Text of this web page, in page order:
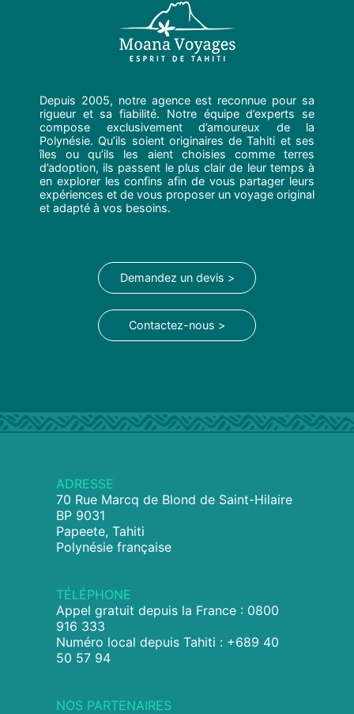
Depuis 2005, notre agence est reconnue pour sa
rigueur et sa fiabilité. Notre équipe d’experts se
compose exclusivement d’amoureux de la
Polynésie. Qu’ils soient originaires de Tahiti et ses
îles ou qu’ils les aient choisies comme terres
d’adoption, ils passent le plus clair de leur temps à
en explorer les confins afin de vous partager leurs
expériences et de vous proposer un voyage original
et adapté à vos besoins.
Demandez un devis >
Contactez-nous >
ADRESSE
70 Rue Marcq de Blond de Saint-Hilaire
BP 9031
Papeete, Tahiti
Polynésie française
TÉLÉPHONE
Appel gratuit depuis la France : 0800
916 333
Numéro local depuis Tahiti : +689 40
50 57 94
NOS PARTENAIRES